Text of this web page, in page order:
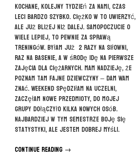
Kochane, kolejny tydzień za nami, czas
leci bardzo szybko. Ciężko w to uwierzyć,
ale już bliżej niż dalej. Samopoczucie o
wiele lepiej, to pewnie za sprawą
treningów. Byłam już 2 razy na siłowni,
raz na basenie, a w środę idę na pierwsze
zajęcia dla ciężarnych. Mam nadzieję, że
poznam tam fajne dziewczyny – dam Wam
znać. Weekend spędziłam na uczelni,
zaczęłam nowe przedmioty, do mojej
grupy dołączyło kilka nowych osób.
Najbardziej w tym semestrze boję się
statystyki, ale jestem dobrej myśli.
Continue reading “22
→